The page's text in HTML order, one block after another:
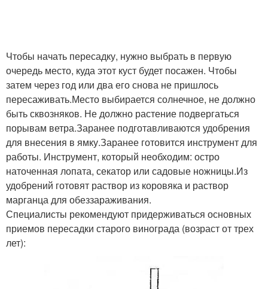
Рекомендации по
пересадке
Осенний посадка
Чтобы начать пересадку, нужно выбрать в первую
очередь место, куда этот куст будет посажен. Чтобы
затем через год или два его снова не пришлось
пересаживать.Место выбирается солнечное, не должно
быть сквозняков. Не должно растение подвергаться
порывам ветра.Заранее подготавливаются удобрения
для внесения в ямку.Заранее готовится инструмент для
работы. Инструмент, который необходим: остро
наточенная лопата, секатор или садовые ножницы.Из
удобрений готовят раствор из коровяка и раствор
марганца для обеззараживания.
Специалисты рекомендуют придерживаться основных
приемов пересадки старого винограда (возраст от трех
лет):